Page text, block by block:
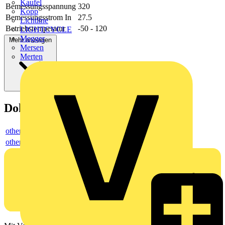
Kaufel
Kopp
Lichtline
LIGHTCYCLE
Megger
Mersen
Merten
Bemessungsspannung 320
Bemessungsstrom In
27.5
Betriebstemperatur
-50 - 120
Mehr anzeigen
Dokumente
others
others